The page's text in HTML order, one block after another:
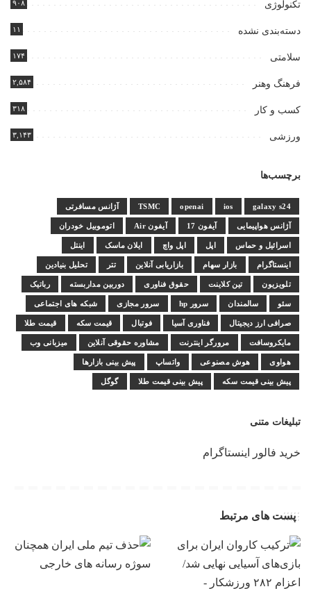
تکنولوژی ۹۰۸
دسته‌بندی نشده ۱۱
سلامتی ۱۷۴
فرهنگ وهنر ۲,۵۸۴
کسب و کار ۳۱۸
ورزشی ۳,۱۴۳
برچسب‌ها
galaxy s24
ios
openai
TSMC آژانس مسافرتی
آژانس هواپیمایی آیفون 17 آیفون Air اتوموبیل خودران
اسرائیل و حماس اپل اپل واچ ایلان ماسک اینتل
اینستاگرام بازار سهام بازاریابی آنلاین تتر تحلیل بنیادین
تلویزیون تین کلاینت حقوق فناوری دوربین مداربسته رباتیک
سئو سالمندان سرور hp سرور مجازی شبکه های اجتماعی
صرافی ارز دیجیتال فناوری آسیا فوتبال قیمت سکه قیمت طلا
مایکروسافت مرورگر اینترنت مشاوره حقوقی آنلاین میزبانی وب
هواوی هوش مصنوعی واتساپ پیش بینی بازارها
پیش بینی قیمت سکه پیش بینی قیمت طلا گوگل
تبلیغات متنی
خرید فالور اینستاگرام
پست های مرتبط